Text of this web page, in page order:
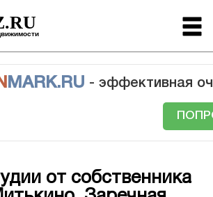
MARK.RU - эффективная
от собственника